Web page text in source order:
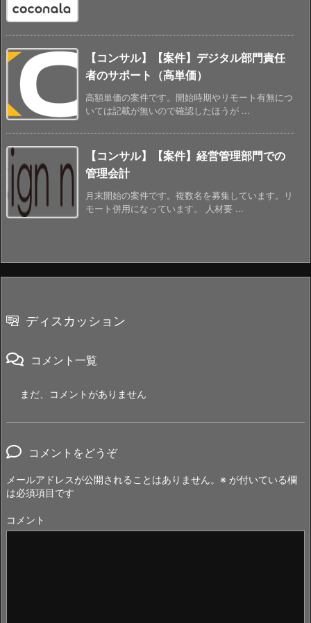
【コンサル】【案件】デジタル部門責任
者のサポート（高単価）
高額単価の案件です。開始時期やリモート有無につ
いては記載が無いので確認したほうが ...
【コンサル】【案件】経営管理部門での
管理会計
月末開始の案件です。複数名を募集しています。リ
モート併用になっています。 人材要 ...
ディスカッション
コメント一覧
まだ、コメントがありません
コメントをどうぞ
メールアドレスが公開されることはありません。 ※ が付いている欄
は必須項目です
コメント